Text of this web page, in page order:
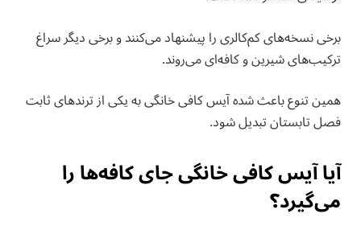
برخی نسخه‌های کم‌کالری را پیشنهاد می‌کنند و برخی دیگر سراغ
ترکیب‌های شیرین و کافه‌ای می‌روند.
همین تنوع باعث شده آیس کافی خانگی به یکی از ترندهای ثابت
فصل تابستان تبدیل شود.
آیا آیس کافی خانگی جای کافه‌ها را
می‌گیرد؟